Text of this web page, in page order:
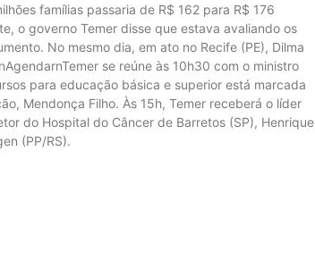
famílias passaria de R$ 162 para R$ 176
o governo Temer disse que estava avaliando os
No mesmo dia, em ato no Recife (PE), Dilma
se reúne às 10h30 com o ministro
para educação básica e superior está marcada
Mendonça Filho. Às 15h, Temer receberá o líder
do Hospital do Câncer de Barretos (SP), Henrique
(PP/RS).